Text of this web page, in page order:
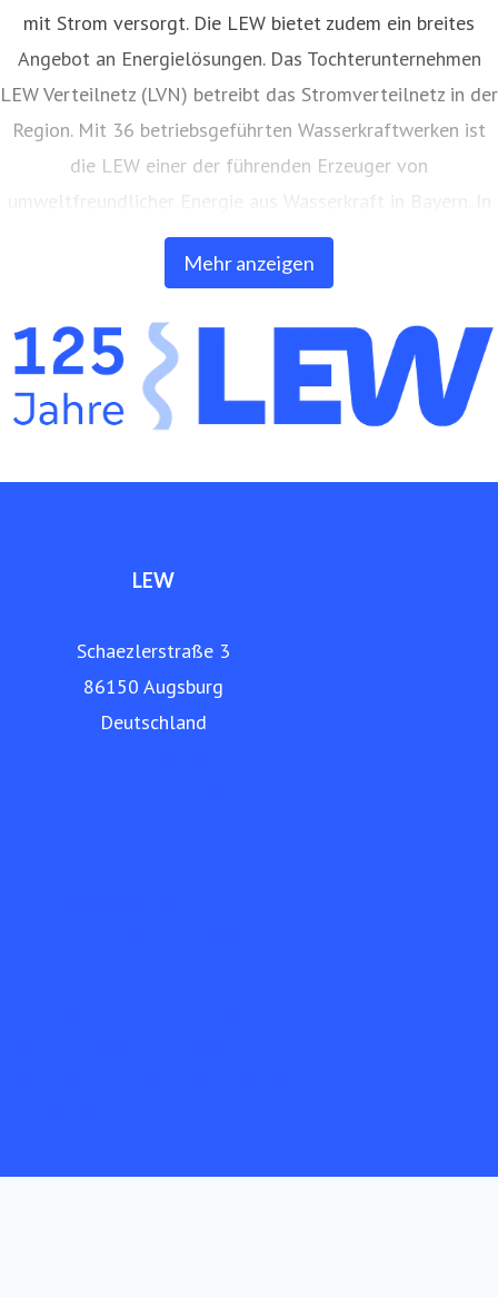
Mehr anzeigen
mit Strom versorgt. Die LEW bietet zudem ein breites
Angebot an Energielösungen. Das Tochterunternehmen
LEW Verteilnetz (LVN) betreibt das Stromverteilnetz in der
Region. Mit 36 betriebsgeführten Wasserkraftwerken ist
die LEW einer der führenden Erzeuger von
umweltfreundlicher Energie aus Wasserkraft in Bayern. In
eigenen Anlagen auf Freiflächen und Gebäuden erzeugt
die LEW auch Strom aus Photovoltaik. Außerdem bietet
Netz- und Anlagenbau, Energieerzeugung, Elektromobilität
und Telekommunikation an. Die LEW betreibt ein eigenes,
über 9.000 Kilometer langes Glasfasernetz in der Region.
www.lew.de
LEW
Schaezlerstraße 3
86150 Augsburg
Deutschland